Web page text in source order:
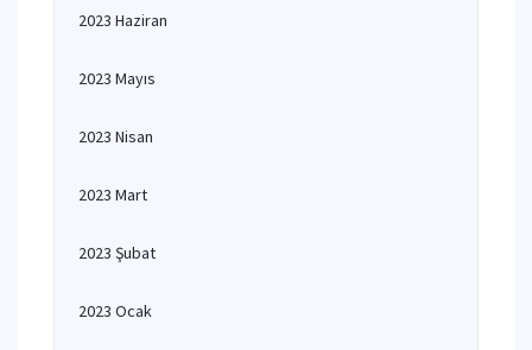
2023 Haziran
2023 Mayıs
2023 Nisan
2023 Mart
2023 Şubat
2023 Ocak